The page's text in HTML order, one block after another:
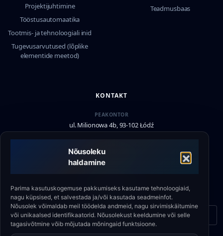
Nõusoleku
haldamine
Parima kasutuskogemuse pakkumiseks kasutame tehnoloogiaid,
nagu küpsised, et salvestada ja/või kasutada seadmeinfot.
Nõusolek võimaldab meil töödelda andmeid, nagu sirvimiskäitumine
või unikaalsed identifikaatorid. Nõusolekust keeldumine või selle
tagasivõtmine võib mõjutada mõningaid funktsioone.
Projektijuhtimine
Tööstusautomaatika
Tootmis- ja tehnoloogiali inid
Tugevusarvutused (lõplike
elementide meetod)
Teadmusbaas
KONTAKT
PEAKONTOR
ul. Milionowa 4b, 93-102 Łódź
+48 790 336 664
Kontaktivorm